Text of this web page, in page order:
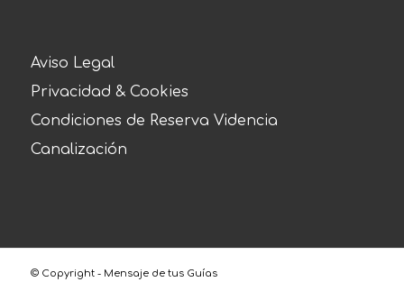
Aviso Legal
Privacidad & Cookies
Condiciones de Reserva Videncia
Canalización
© Copyright - Mensaje de tus Guías